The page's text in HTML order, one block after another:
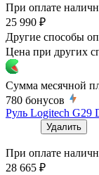
При оплате
25 990 ₽
Другие способы
Цена при других
Сумма месячной
780 бонусов
Руль Logitech G29
Удалить
При оплате
28 665 ₽